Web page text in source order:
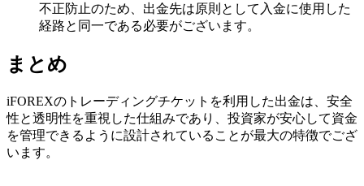
不正防止のため、出金先は原則として入金に使用した
経路と同一である必要がございます。
まとめ
iFOREXのトレーディングチケットを利用した出金は、安全
性と透明性を重視した仕組みであり、投資家が安心して資金
を管理できるように設計されていることが最大の特徴でござ
います。